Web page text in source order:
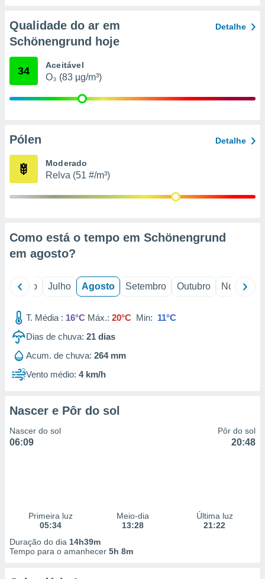
de
1199
Qualidade do ar em
Schönengrund hoje
Detalhe
34 Aceitável
O₃ (83 µg/m³)
Pólen Detalhe
Moderado
Relva (51 #/m³)
Como está o tempo em Schönengrund
em agosto?
Junho Julho Agosto Setembro Outubro Novembro
T. Média : 16°C Máx.: 20°C Min: 11°C
Dias de chuva: 21 dias
Acum. de chuva: 264 mm
Vento médio: 4 km/h
Nascer e Pôr do sol
Nascer do sol
06:09
Pôr do sol
20:48
Primeira luz
05:34
Meio-dia
13:28
Última luz
21:22
Duração do dia 14h39m
Tempo para o amanhecer 5h 8m